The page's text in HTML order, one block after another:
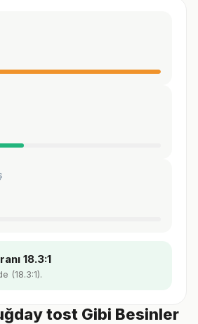
18.3:1
(18.3:1).
tost Gibi Besinler